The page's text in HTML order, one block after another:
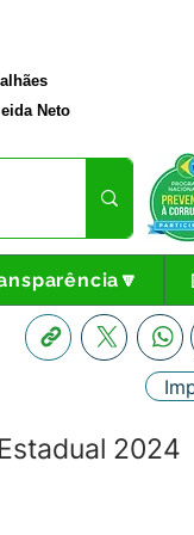
Neto
2024